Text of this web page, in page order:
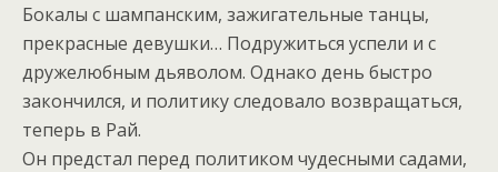
Бокалы с шампанским, зажигательные танцы,
прекрасные девушки… Подружиться успели и с
дружелюбным дьяволом. Однако день быстро
закончился, и политику следовало возвращаться,
теперь в Рай.
Он предстал перед политиком чудесными садами,